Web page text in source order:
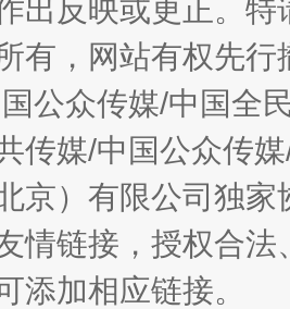
免责幌子
出反映或更正。
有，网站有权先
公众传媒/中国全
传媒/中国公众传
京）有限公司独
情链接，授权合
添加相应链接。